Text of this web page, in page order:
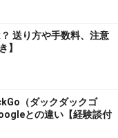
マネージャー」が
設定」を開き、以
ス」
→「リモートでこの
「リモートでのロ
送り方や手数料、注意
】
（ダックダックゴ
との違い【経験談付